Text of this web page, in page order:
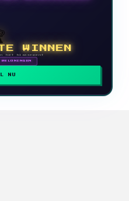
WINNEN
het klassement
NU